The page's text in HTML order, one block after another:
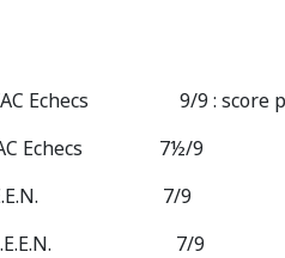
Echecs 9/9 : score
Echecs 7½/9
J.E.E.N. 7/9
J.E.E.N. 7/9